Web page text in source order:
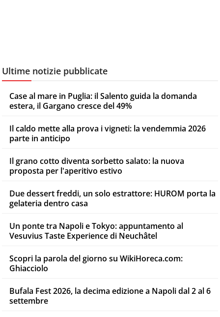
Ultime notizie pubblicate
Case al mare in Puglia: il Salento guida la domanda
estera, il Gargano cresce del 49%
Il caldo mette alla prova i vigneti: la vendemmia 2026
parte in anticipo
Il grano cotto diventa sorbetto salato: la nuova
proposta per l'aperitivo estivo
Due dessert freddi, un solo estrattore: HUROM porta la
gelateria dentro casa
Un ponte tra Napoli e Tokyo: appuntamento al
Vesuvius Taste Experience di Neuchâtel
Scopri la parola del giorno su WikiHoreca.com:
Ghiacciolo
Bufala Fest 2026, la decima edizione a Napoli dal 2 al 6
settembre